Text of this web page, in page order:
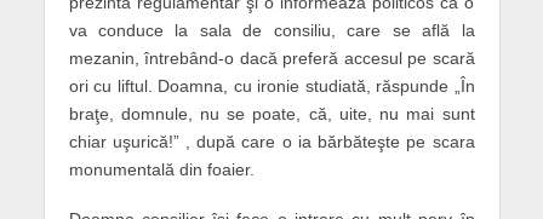
va conduce la sala de consiliu, care se află la
mezanin, întrebând-o dacă preferă accesul pe scară
ori cu liftul. Doamna, cu ironie studiată, răspunde „În
braţe, domnule, nu se poate, că, uite, nu mai sunt
chiar uşurică!” , după care o ia bărbăteşte pe scara
monumentală din foaier.